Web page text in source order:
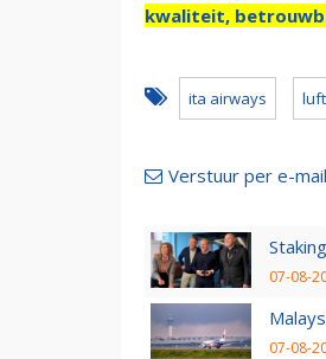
kwaliteit,
ita airways
Verstuur per e-mail
07-08-
07-08-